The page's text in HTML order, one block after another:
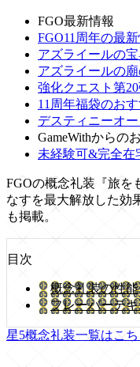
FGO最新情報
FGO11周年の最
アズライールの
アズライールの
強化クエスト第
11周年福袋のお
デスティニーオ
GameWithからの
未経験可&完全在
FGOの概念礼装『旅を
なすを最大解放した効
も掲載。
目次
概念礼装の性能
フレーバーテ
星5概念礼装一覧はこち